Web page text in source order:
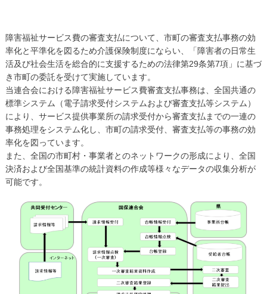
障害福祉サービス費の審査支払について、市町の審査支払事務の効
率化と平準化を図るため介護保険制度にならい、「障害者の日常生
活及び社会生活を総合的に支援するための法律第29条第7項」に基づ
き市町の委託を受けて実施しています。
当連合会における障害福祉サービス費審査支払事務は、全国共通の
標準システム（電子請求受付システムおよび審査支払等システム）
により、サービス提供事業所の請求受付から審査支払までの一連の
事務処理をシステム化し、市町の請求受付、審査支払等の事務の効
率化を図っています。
また、全国の市町村・事業者とのネットワークの形成により、全国
決済および全国基準の統計資料の作成等様々なデータの収集分析が
可能です。